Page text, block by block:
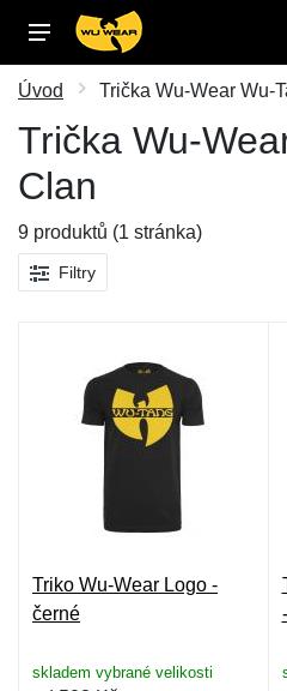
Úvod Trička Wu-Wear Wu-
Trička Wu-
Clan
9 produktů (1 stránka)
Filtry
Triko Wu-Wear Logo -
černé
skladem vybrané velikosti